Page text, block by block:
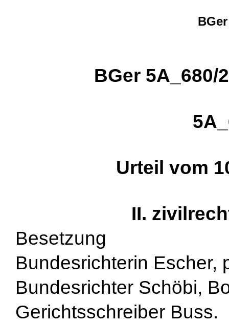
BGer 5A_680/
Urteil vom
II.
Besetzung
Bundesrichterin Escher,
Bundesrichter Schöbi,
Gerichtsschreiber Buss.